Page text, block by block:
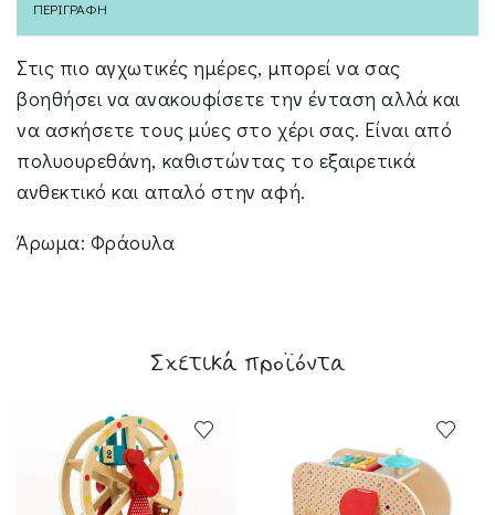
ΠΕΡΙΓΡΑΦΉ
Στις πιο αγχωτικές ημέρες, μπορεί να σας
βοηθήσει να ανακουφίσετε την ένταση αλλά και
να ασκήσετε τους μύες στο χέρι σας. Είναι από
πολυουρεθάνη, καθιστώντας τo εξαιρετικά
ανθεκτικό και απαλό στην αφή.
Άρωμα: Φράουλα
Σχετικά προϊόντα